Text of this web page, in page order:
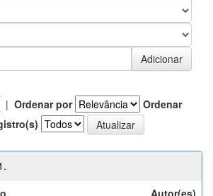
| Ordenar por
Ordenar
Autor(es)